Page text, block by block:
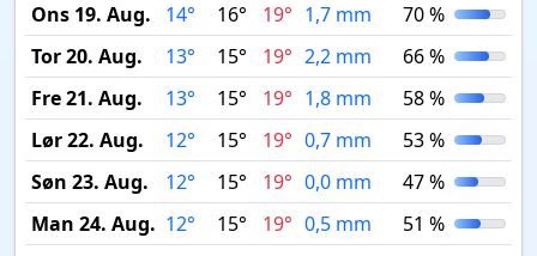
Ons 19. Aug.
14° 16° 19° 1,7 mm
70 %
Tor 20. Aug.
13° 15° 19° 2,2 mm
66 %
Fre 21. Aug.
13° 15° 19° 1,8 mm
58 %
Lør 22. Aug.
12° 15° 19° 0,7 mm
53 %
Søn 23. Aug.
12° 15° 19° 0,0 mm
47 %
Man 24. Aug. 12° 15° 19° 0,5 mm
51 %